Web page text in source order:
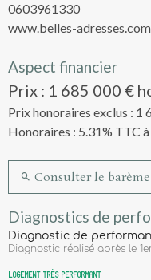
0603961330
www.belles-adresses.com
Aspect financier
Prix : 1 685 000 €
Prix honoraires exclus : 1
Honoraires : 5.31% TTC
Consulter le
Diagnostics de